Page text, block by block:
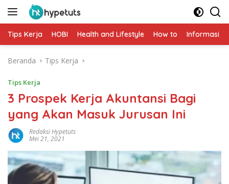
Langsung
Tips Kerja HOBI Health and Lifestyle How to Informasi
Beranda Tips Kerja
Tips Kerja
3 Prospek Kerja Akuntansi Bagi
yang Akan Masuk Jurusan Ini
Redaksi Hypetuts
Mei 21, 2021